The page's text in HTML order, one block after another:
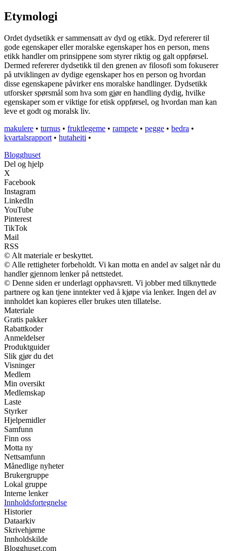
Etymologi
Ordet dydsetikk er sammensatt av dyd og etikk. Dyd refererer til
gode egenskaper eller moralske egenskaper hos en person, mens
etikk handler om prinsippene som styrer riktig og galt oppførsel.
Dermed refererer dydsetikk til den grenen av filosofi som fokuserer
på utviklingen av dydige egenskaper hos en person og hvordan
disse egenskapene påvirker ens moralske handlinger. Dydsetikk
utforsker spørsmål som hva som gjør en handling dydig, hvilke
egenskaper som er viktige for etisk oppførsel, og hvordan man kan
leve et godt og moralsk liv.
makulere • turnus • fruktlegeme • rampete • pegge • bedra •
kvartalsrapport • hutaheiti •
Blogghuset
Del og hjelp
X
Facebook
Instagram
LinkedIn
YouTube
Pinterest
TikTok
Mail
RSS
© Alt materiale er beskyttet.
© Alle rettigheter forbeholdt. Vi kan motta en andel av salget når du
handler gjennom lenker på nettstedet.
© Denne siden er underlagt opphavsrett. Vi jobber med tilknyttede
partnere og kan tjene inntekter ved å kjøpe via lenker. Ingen del av
innholdet kan kopieres eller brukes uten tillatelse.
Materiale
Gratis pakker
Rabattkoder
Anmeldelser
Produktguider
Slik gjør du det
Visninger
Medlem
Min oversikt
Medlemskap
Laste
Styrker
Hjelpemidler
Samfunn
Finn oss
Motta ny
Nettsamfunn
Månedlige nyheter
Brukergruppe
Lokal gruppe
Interne lenker
Innholdsfortegnelse
Historier
Dataarkiv
Skrivehjørne
Innholdskilde
Blogghuset.com